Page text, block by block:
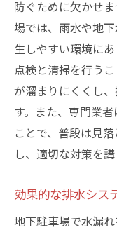
防ぐために欠かせ
場では、雨水や地
生しやすい環境に
点検と清掃を行う
が溜まりにくくし
す。また、専門業
ことで、普段は見
し、適切な対策を
効果的な排水シス
地下駐車場で水漏